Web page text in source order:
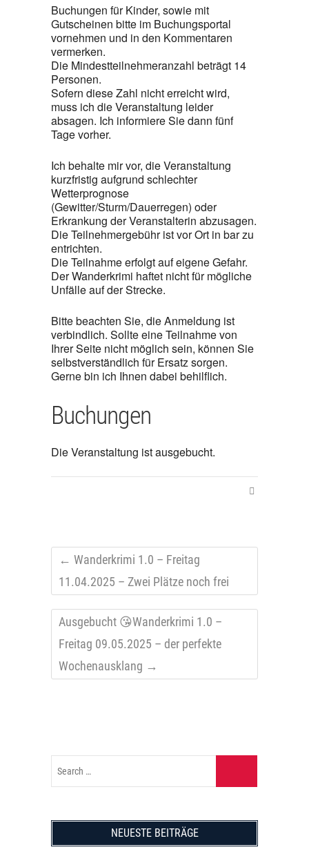
Buchungen für Kinder, sowie mit
Gutscheinen bitte im Buchungsportal
vornehmen und in den Kommentaren
vermerken.
Die Mindestteilnehmeranzahl beträgt 14
Personen.
Sofern diese Zahl nicht erreicht wird,
muss ich die Veranstaltung leider
absagen. Ich informiere Sie dann fünf
Tage vorher.
Ich behalte mir vor, die Veranstaltung
kurzfristig aufgrund schlechter
Wetterprognose
(Gewitter/Sturm/Dauerregen) oder
Erkrankung der Veranstalterin abzusagen.
Die Teilnehmergebühr ist vor Ort in bar zu
entrichten.
Die Teilnahme erfolgt auf eigene Gefahr.
Der Wanderkrimi haftet nicht für mögliche
Unfälle auf der Strecke.
Bitte beachten Sie, die Anmeldung ist
verbindlich. Sollte eine Teilnahme von
Ihrer Seite nicht möglich sein, können Sie
selbstverständlich für Ersatz sorgen.
Gerne bin ich Ihnen dabei behilflich.
Buchungen
Die Veranstaltung ist ausgebucht.
← Wanderkrimi 1.0 – Freitag
11.04.2025 – Zwei Plätze noch frei
Ausgebucht 😘Wanderkrimi 1.0 –
Freitag 09.05.2025 – der perfekte
Wochenausklang →
NEUESTE BEITRÄGE